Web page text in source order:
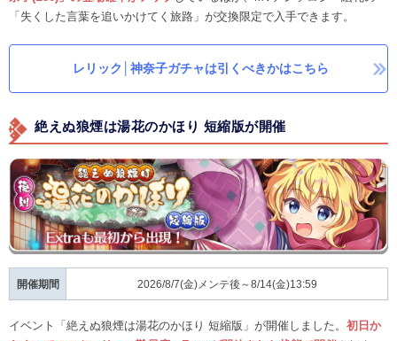
「失くした言葉を追いかけてく旅路」が交換限定で入手できます。
レリック│神奈子ガチャは引くべきかはこちら
絶えぬ狼煙は湯花のかほり 短縮版が開催
開催期間 2026/8/7(金)メンテ後～8/14(金)13:59
イベント「絶えぬ狼煙は湯花のかほり 短縮版」が開催しました。 初日か